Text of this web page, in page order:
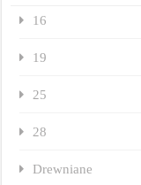
16
19
25
28
Drewniane